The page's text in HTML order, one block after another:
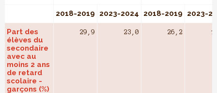
2018-2019 2023-2024 2018-2019 2023-
Part des
élèves du
secondaire
avec au
moins 2 ans
de retard
scolaire -
garçons (%)
29,9 23,0 26,2